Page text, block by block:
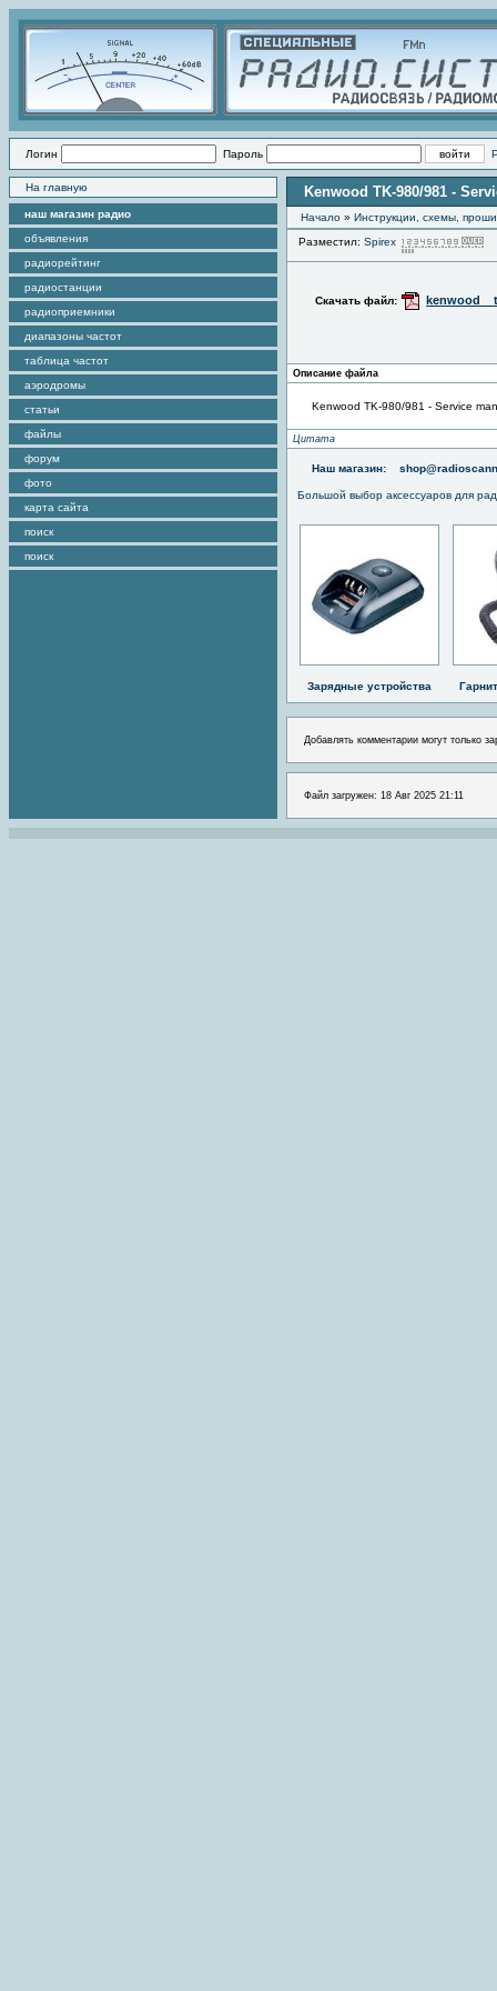
Логин Пароль
На главную
наш магазин радио
объявления
радиорейтинг
радиостанции
радиоприемники
диапазоны частот
таблица частот
аэродромы
статьи
файлы
форум
фото
карта сайта
поиск
поиск
Kenwood TK-980/981 -
Начало » Инструкции, схемы,
Разместил: Spirex
Скачать файл:
Описание файла
Kenwood TK-980/981 - Service
Цитата
Наш магазин:
Большой выбор аксессуаров для
Зарядные устройства
Добавлять комментарии могут только
Файл загружен: 18 Авг 2025 21:11